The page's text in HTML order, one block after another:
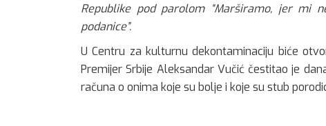
Republike pod parolom “Marširamo, jer
podanice”.
U Centru za kulturnu dekontaminaciju biće
Premijer Srbije Aleksandar Vučić čestitao je
računa o onima koje su bolje i koje su stub